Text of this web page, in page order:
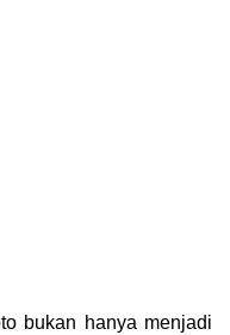
bukan hanya menjadi